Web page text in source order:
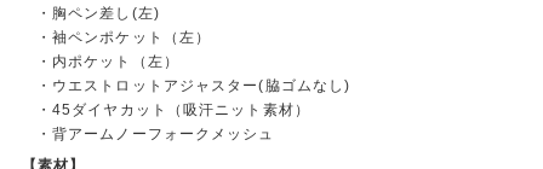
・胸ペン差し(左)
・袖ペンポケット（左）
・内ポケット（左）
・ウエストロットアジャスター(脇ゴムなし)
・45ダイヤカット（吸汗ニット素材）
・背アームノーフォークメッシュ
【素材】